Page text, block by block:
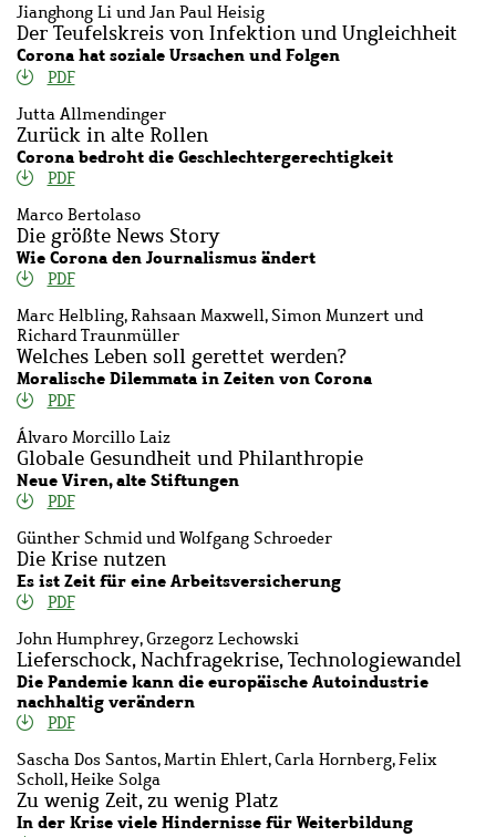
Jianghong Li und Jan Paul Heisig
Der Teufelskreis von Infektion und Ungleichheit
Corona hat soziale Ursachen und Folgen
PDF
Jutta Allmendinger
Zurück in alte Rollen
Corona bedroht die Geschlechtergerechtigkeit
PDF
Marco Bertolaso
Die größte News Story
Wie Corona den Journalismus ändert
PDF
Marc Helbling, Rahsaan Maxwell, Simon Munzert und
Richard Traunmüller
Welches Leben soll gerettet werden?
Moralische Dilemmata in Zeiten von Corona
PDF
Álvaro Morcillo Laiz
Globale Gesundheit und Philanthropie
Neue Viren, alte Stiftungen
PDF
Günther Schmid und Wolfgang Schroeder
Die Krise nutzen
Es ist Zeit für eine Arbeitsversicherung
PDF
John Humphrey, Grzegorz Lechowski
Lieferschock, Nachfragekrise, Technologiewandel
Die Pandemie kann die europäische Autoindustrie
nachhaltig verändern
PDF
Sascha Dos Santos, Martin Ehlert, Carla Hornberg, Felix
Scholl, Heike Solga
Zu wenig Zeit, zu wenig Platz
In der Krise viele Hindernisse für Weiterbildung